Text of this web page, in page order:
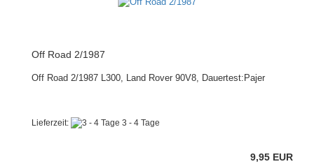
Off Road 2/1987
Off Road 2/1987 L300, Land Rover 90V8, Dauertest:Pajer
Lieferzeit: 3 - 4 Tage
9,95 EUR